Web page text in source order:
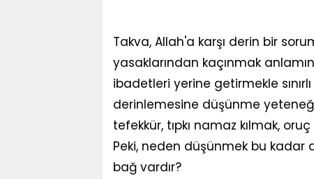
Takva, Allah'a karşı derin bir
yasaklarından kaçınmak
ibadetleri yerine getirmekle
derinlemesine düşünme
tefekkür, tıpkı namaz kılmak,
Peki, neden düşünmek bu kadar
bağ vardır?